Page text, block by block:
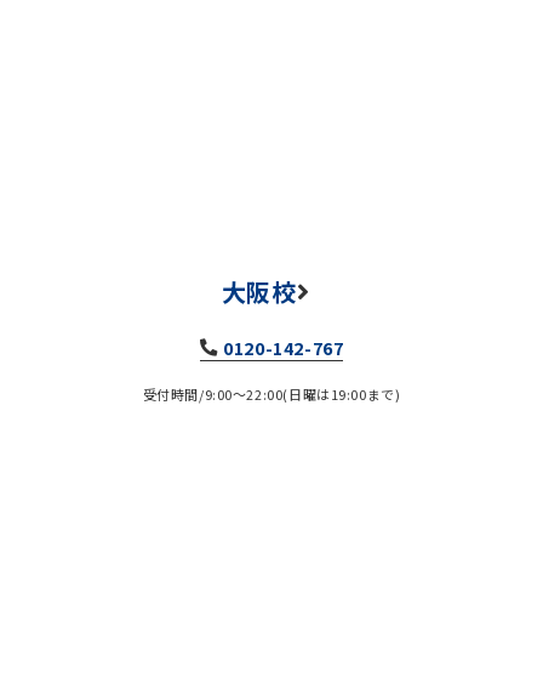
大阪校
0120-142-767
受付時間/9:00～22:00(日曜は19:00まで)